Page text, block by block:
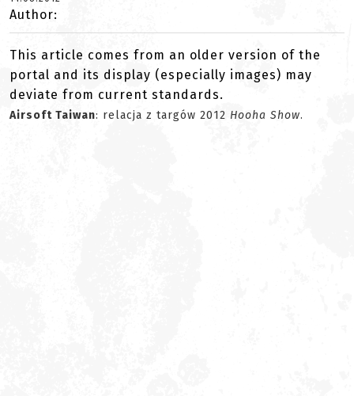
Author:
This article comes from an older version of the
portal and its display (especially images) may
deviate from current standards.
Airsoft Taiwan: relacja z targów 2012 Hooha Show.